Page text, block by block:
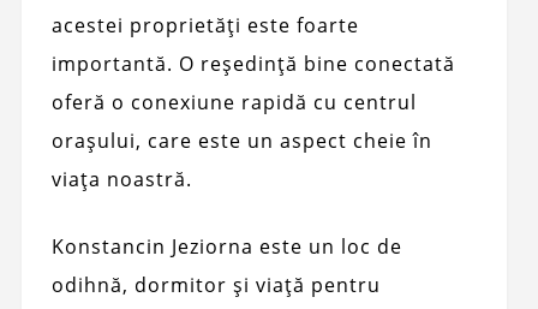
acestei proprietăți este foarte
importantă. O reședință bine conectată
oferă o conexiune rapidă cu centrul
orașului, care este un aspect cheie în
viața noastră.
Konstancin Jeziorna este un loc de
odihnă, dormitor și viață pentru